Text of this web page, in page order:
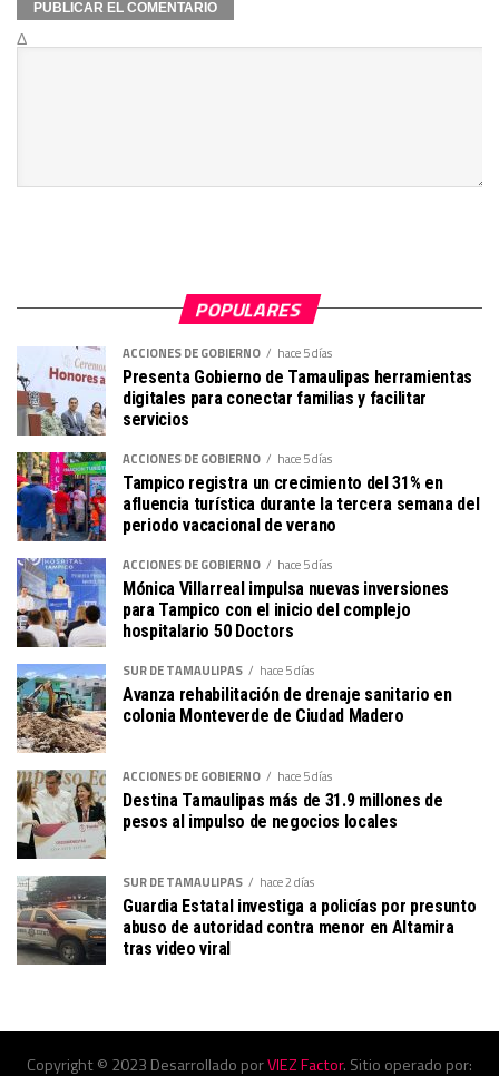
Δ
POPULARES
ACCIONES DE GOBIERNO hace 5 días
Presenta Gobierno de Tamaulipas herramientas
digitales para conectar familias y facilitar
servicios
ACCIONES DE GOBIERNO hace 5 días
Tampico registra un crecimiento del 31% en
afluencia turística durante la tercera semana del
periodo vacacional de verano
ACCIONES DE GOBIERNO hace 5 días
Mónica Villarreal impulsa nuevas inversiones
para Tampico con el inicio del complejo
hospitalario 50 Doctors
SUR DE TAMAULIPAS hace 5 días
Avanza rehabilitación de drenaje sanitario en
colonia Monteverde de Ciudad Madero
ACCIONES DE GOBIERNO hace 5 días
Destina Tamaulipas más de 31.9 millones de
pesos al impulso de negocios locales
SUR DE TAMAULIPAS hace 2 días
Guardia Estatal investiga a policías por presunto
abuso de autoridad contra menor en Altamira
tras video viral
Copyright © 2023 Desarrollado porVIEZ Factor. Sitio operado por: